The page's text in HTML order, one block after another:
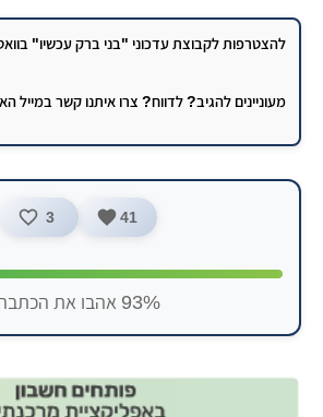
להצטרפות לקבוצת עדכוני "בני ברק עכשיו"
מעוניינים להגיב? לדווח? צרו איתנו קשר במייל
41
3
93% אהבו את הכתבה